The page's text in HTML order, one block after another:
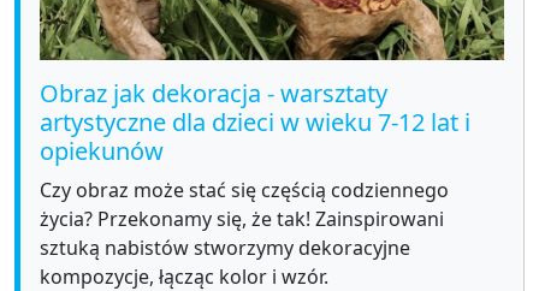
Obraz jak dekoracja - warsztaty
artystyczne dla dzieci w wieku 7-12 lat i
opiekunów
Czy obraz może stać się częścią codziennego
życia? Przekonamy się, że tak! Zainspirowani
sztuką nabistów stworzymy dekoracyjne
kompozycje, łącząc kolor i wzór.